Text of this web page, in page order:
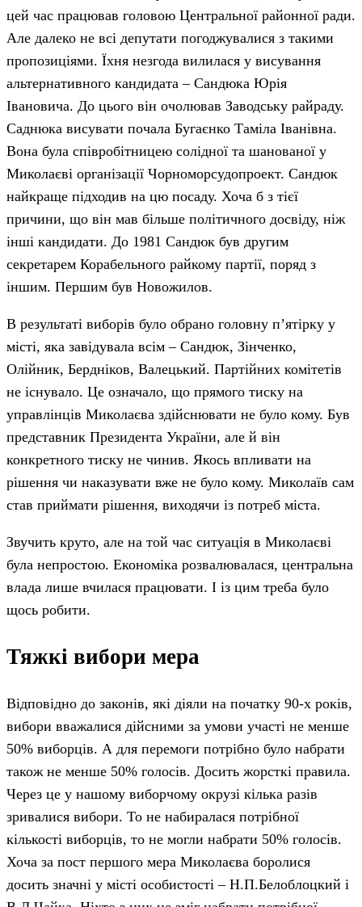
цей час працював головою Центральної районної ради.
Але далеко не всі депутати погоджувалися з такими
пропозиціями. Їхня незгода вилилася у висування
альтернативного кандидата – Сандюка Юрія
Івановича. До цього він очолював Заводську райраду.
Саднюка висувати почала Бугаєнко Таміла Іванівна.
Вона була співробітницею солідної та шанованої у
Миколаєві організації Чорноморсудопроект. Сандюк
найкраще підходив на цю посаду. Хоча б з тієї
причини, що він мав більше політичного досвіду, ніж
інші кандидати. До 1981 Сандюк був другим
секретарем Корабельного райкому партії, поряд з
іншим. Першим був Новожилов.
В результаті виборів було обрано головну п’ятірку у
місті, яка завідувала всім – Сандюк, Зінченко,
Олійник, Бердніков, Валецький. Партійних комітетів
не існувало. Це означало, що прямого тиску на
управлінців Миколаєва здійснювати не було кому. Був
представник Президента України, але й він
конкретного тиску не чинив. Якось впливати на
рішення чи наказувати вже не було кому. Миколаїв сам
став приймати рішення, виходячи із потреб міста.
Звучить круто, але на той час ситуація в Миколаєві
була непростою. Економіка розвалювалася, центральна
влада лише вчилася працювати. І із цим треба було
щось робити.
Тяжкі вибори мера
Відповідно до законів, які діяли на початку 90-х років,
вибори вважалися дійсними за умови участі не менше
50% виборців. А для перемоги потрібно було набрати
також не менше 50% голосів. Досить жорсткі правила.
Через це у нашому виборчому окрузі кілька разів
зривалися вибори. То не набиралася потрібної
кількості виборців, то не могли набрати 50% голосів.
Хоча за пост першого мера Миколаєва боролися
досить значні у місті особистості – Н.П.Белоблоцкий і